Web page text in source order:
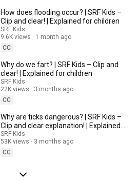
How does flooding occur? | SRF Kids –
Clip and clear! | Explained for children
SRF Kids
9.6K views
1 month ago
CC
Why do we fart? | SRF Kids – Clip and
clear! | Explained for children
SRF Kids
22K views
3 months ago
CC
Why are ticks dangerous? | SRF Kids –
Clip and clear explanation! | Explained
for children
SRF Kids
53K views
3 months ago
CC